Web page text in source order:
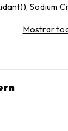
Sodium
Mostrar